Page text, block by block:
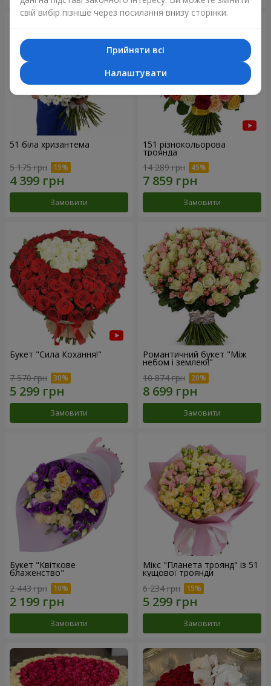
51 біла хризантема
5 175 грн
Замовити
151 різнокольорова
троянда
14 289 грн
Замовити
Букет "Сила Кохання!"
7 570 грн
Замовити
Романтичний букет "Між
небом і землею!"
10 874 грн
Замовити
Букет "Квіткове
блаженство"
2 443 грн
Замовити
Мікс "Планета троянд" із 51
кущової троянди
6 234 грн
Замовити
свій вибір пізніше через посилання внизу сторінки.
Прийняти всі
Налаштувати